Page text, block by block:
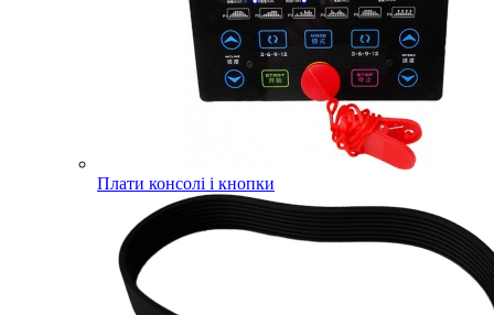
Плати консолі і кнопки